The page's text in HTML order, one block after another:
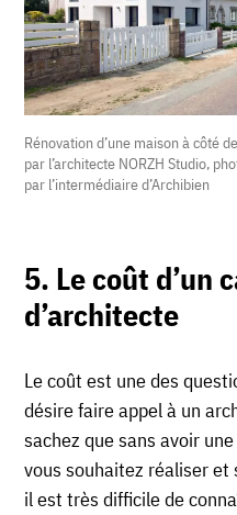
Rénovation d’une maison à côté
par l’architecte NORZH Studio,
par l’intermédiaire d’Archibien
5. Le coût d’un
d’architecte
Le coût est une des
désire faire appel à un
sachez que sans avoir
vous souhaitez réaliser
il est très difficile de